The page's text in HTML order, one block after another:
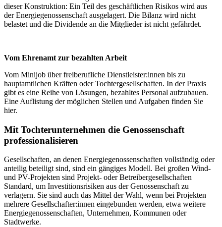
dieser Konstruktion: Ein Teil des geschäftlichen Risikos wird aus
der Energiegenossenschaft ausgelagert. Die Bilanz wird nicht
belastet und die Dividende an die Mitglieder ist nicht gefährdet.
Vom Ehrenamt zur bezahlten Arbeit
Vom Minijob über freiberufliche Dienstleister:innen bis zu
hauptamtlichen Kräften oder Tochtergesellschaften. In der Praxis
gibt es eine Reihe von Lösungen, bezahltes Personal aufzubauen.
Eine Auflistung der möglichen Stellen und Aufgaben finden Sie
hier.
Mit Tochterunternehmen die Genossenschaft
professionalisieren
Gesellschaften, an denen Energiegenossenschaften vollständig oder
anteilig beteiligt sind, sind ein gängiges Modell. Bei großen Wind-
und PV-Projekten sind Projekt- oder Betreibergesellschaften
Standard, um Investitionsrisiken aus der Genossenschaft zu
verlagern. Sie sind auch das Mittel der Wahl, wenn bei Projekten
mehrere Gesellschafter:innen eingebunden werden, etwa weitere
Energiegenossenschaften, Unternehmen, Kommunen oder
Stadtwerke.